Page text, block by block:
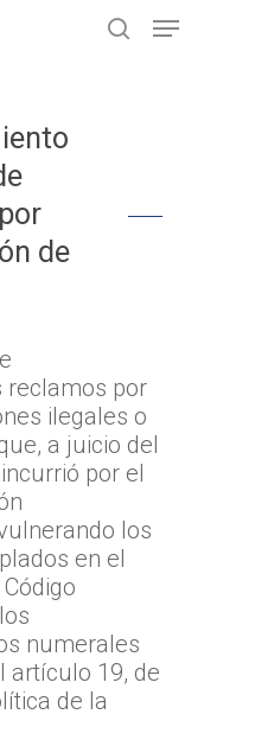
buscar o ESC
de
reclamos por
ilegales o
a juicio del
por el
los
en el
numerales
artículo 19, de
de la